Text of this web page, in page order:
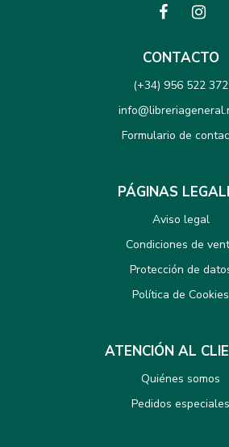
CONTACTO
(+34) 956 522 372
Formulario de
PÁGINAS
Aviso legal
Condiciones de
Protección de
Política de Cookies
ATENCIÓN AL
Quiénes somos
Pedidos especiales